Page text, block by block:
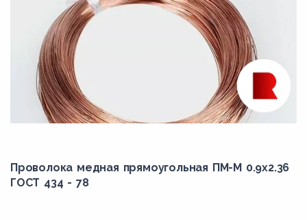
Проволока медная прямоугольная ПМ-М 0.9x2.36
ГОСТ 434 - 78